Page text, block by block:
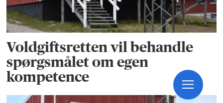
Voldgiftsretten vil behandle
spørgsmålet om egen
kompetence